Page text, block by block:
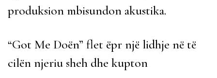
produksion mbisundon akustika.
“Got Me Doën” flet ëpr një lidhje në të
cilën njeriu sheh dhe kupton